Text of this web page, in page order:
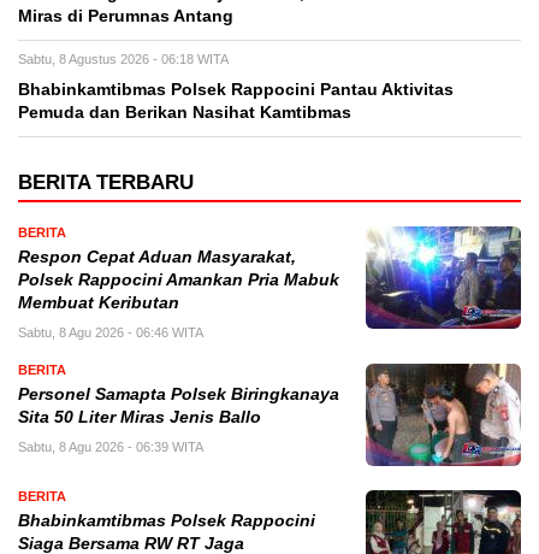
Miras di Perumnas Antang
Sabtu, 8 Agustus 2026 - 06:18 WITA
Bhabinkamtibmas Polsek Rappocini Pantau Aktivitas
Pemuda dan Berikan Nasihat Kamtibmas
BERITA TERBARU
BERITA
Respon Cepat Aduan Masyarakat,
Polsek Rappocini Amankan Pria Mabuk
Membuat Keributan
Sabtu, 8 Agu 2026 - 06:46 WITA
BERITA
Personel Samapta Polsek Biringkanaya
Sita 50 Liter Miras Jenis Ballo
Sabtu, 8 Agu 2026 - 06:39 WITA
BERITA
Bhabinkamtibmas Polsek Rappocini
Siaga Bersama RW RT Jaga